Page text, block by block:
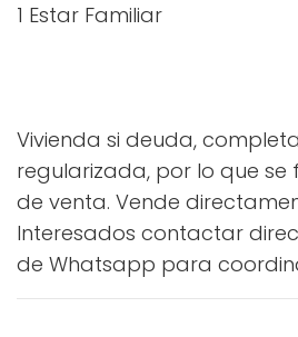
1 Estar Familiar
Vivienda si deuda,
regularizada, por lo que se
de venta. Vende
Interesados contactar
de Whatsapp para